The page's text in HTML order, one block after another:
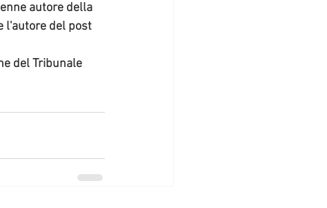
autore della
l'autore del post
del Tribunale